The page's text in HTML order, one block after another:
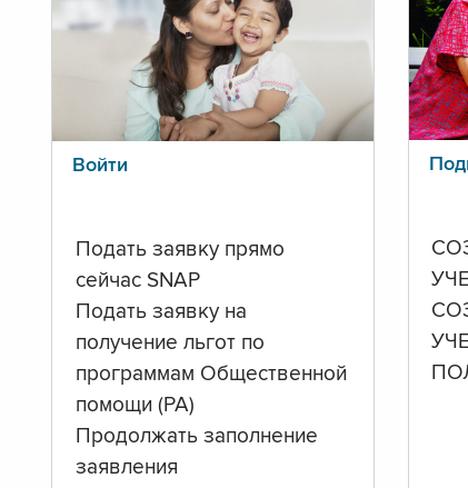
Войти
Подать заявку прямо
сейчас SNAP
Подать заявку на
получение льгот по
программам Общественной
помощи (PA)
Продолжать заполнение
заявления